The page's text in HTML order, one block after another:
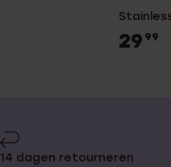
29 99
14 dagen retourneren